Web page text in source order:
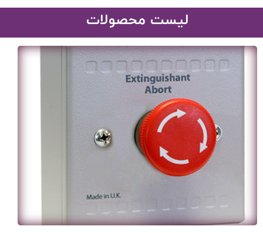
​لیست محصولات